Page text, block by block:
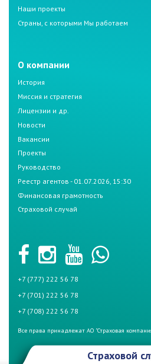
Наши проекты
Страны, с которыми Мы работаем
О компании
История
Миссия и стратегия
Лицензии и др.
Новости
Вакансии
Проекты
Руководство
Реестр агентов - 01.07.2026, 15:30
Финансовая грамотность
Страховой случай
+7 (777) 222 56 78
+7 (701) 222 56 78
+7 (708) 222 56 78
Все права принадлежат АО "Страховая
Страховой